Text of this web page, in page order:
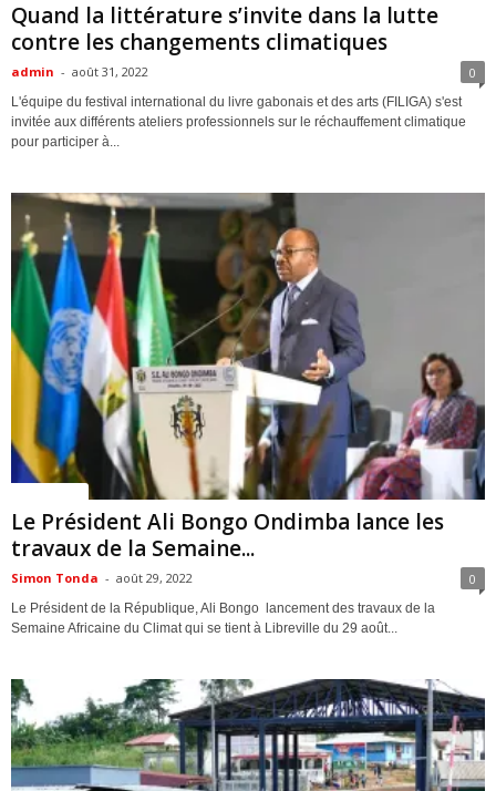
Quand la littérature s’invite dans la lutte
contre les changements climatiques
admin - août 31, 2022 0
L'équipe du festival international du livre gabonais et des arts (FILIGA) s'est
invitée aux différents ateliers professionnels sur le réchauffement climatique
pour participer à...
Le Président Ali Bongo Ondimba lance les
travaux de la Semaine...
Simon Tonda - août 29, 2022 0
Le Président de la République, Ali Bongo lancement des travaux de la
Semaine Africaine du Climat qui se tient à Libreville du 29 août...